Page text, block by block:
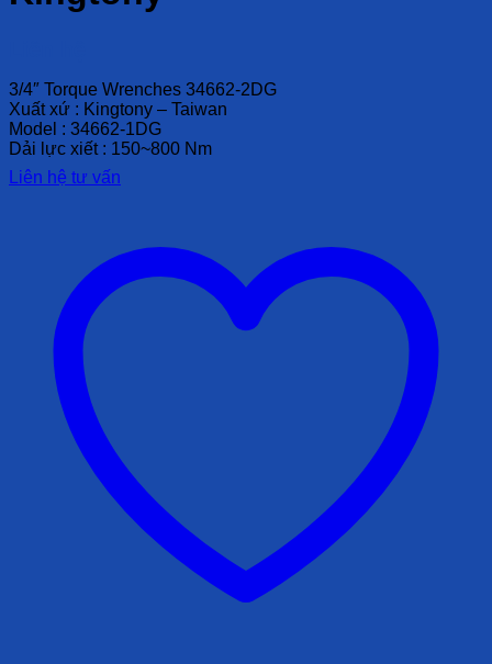
3/4″ Torque Wrenches 34662-2DG
Xuất xứ : Kingtony – Taiwan
Model : 34662-1DG
Dải lực xiết : 150~800 Nm
Liên hệ tư vấn